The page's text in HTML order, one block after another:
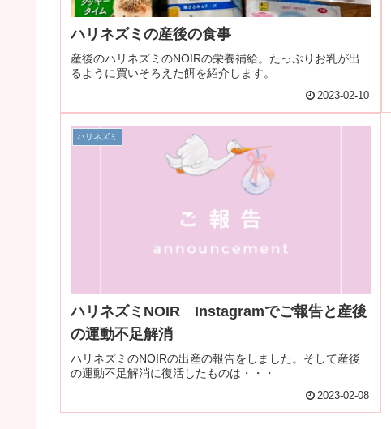
ハリネズミの産後の食事
産後のハリネズミのNOIRの栄養補給。たっぷりお乳が出
るように買いそろえた餌を紹介します。
2023-02-10
ハリネズミ
ハリネズミNOIR Instagramでご報告と産後
の運動不足解消
ハリネズミのNOIRの出産の報告をしました。そして産後
の運動不足解消に復活したものは・・・
2023-02-08